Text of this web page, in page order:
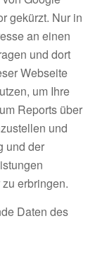
gekürzt. Nur in
an einen
und dort
Webseite
um Ihre
Reports über
und
und der
erbringen.
Daten des